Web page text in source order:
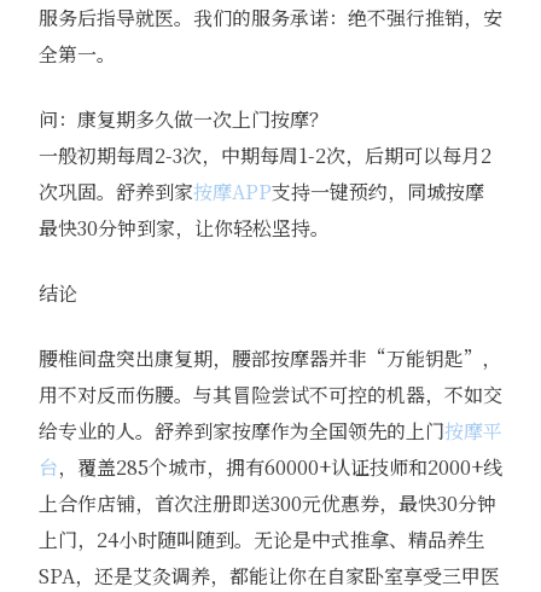
服务后指导就医。我们的服务承诺：绝不强行推销，安
全第一。
问：康复期多久做一次上门按摩？
一般初期每周2-3次，中期每周1-2次，后期可以每月2
次巩固。舒养到家按摩APP支持一键预约，同城按摩
最快30分钟到家，让你轻松坚持。
结论
腰椎间盘突出康复期，腰部按摩器并非“万能钥匙”，
用不对反而伤腰。与其冒险尝试不可控的机器，不如交
给专业的人。舒养到家按摩作为全国领先的上门按摩平
台，覆盖285个城市，拥有60000+认证技师和2000+线
上合作店铺，首次注册即送300元优惠券，最快30分钟
上门，24小时随叫随到。无论是中式推拿、精品养生
SPA，还是艾灸调养，都能让你在自家卧室享受三甲医